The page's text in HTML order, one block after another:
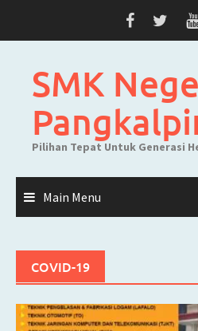
SMK
Pilihan Tepat Untuk Generasi
Main Menu
COVID-19